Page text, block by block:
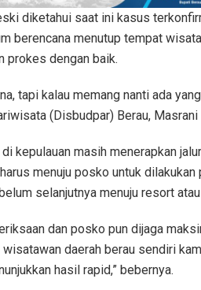
diketahui saat ini kasus
berencana menutup tempat
prokes dengan baik.
tapi kalau memang nanti ada
(Disbudpar) Berau, Masrani
kepulauan masih menerapkan
menuju posko untuk dilakukan
selanjutnya menuju resort
dan posko pun dijaga
daerah berau sendiri
hasil rapid,” bebernya.